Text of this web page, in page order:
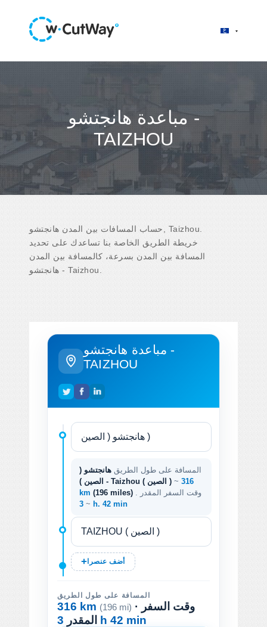
مباعدة هانجتشو -
TAIZHOU
حساب المسافات بين المدن هانجتشو, Taizhou.
خريطة الطريق الخاصة بنا تساعدك على تحديد
المسافة بين المدن بسرعة، كالمسافة بين المدن
هانجتشو - Taizhou.
مباعدة هانجتشو -
TAIZHOU
المسافة على طول الطريق هانجتشو (
الصين ) - Taizhou ( الصين ) ~ 316
km (196 miles)
~ 3 h. 42 min
أضف عنصرا
المسافة على طول الطريق
316 km (196 mi) · وقت السفر
المقدر 3 h 42 min